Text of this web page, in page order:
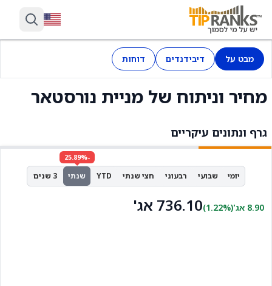
מבט על דיבידנדים דוחות
מחיר וניתוח של מניית נורסטאר
גרף ונתונים עיקריים
יומי שבועי רבעוני חצי שנתי YTD שנתי
-25.89%
3 שנים
8.90 אג' (1.22%) 736.10 אג'